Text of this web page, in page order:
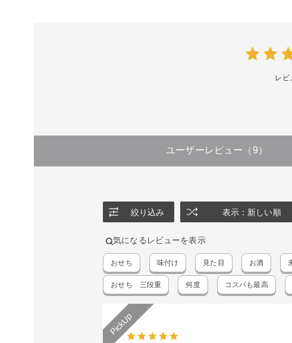
レビ
ユーザーレビュー （9）
絞り込み 表示：新しい順
気になるレビューを表示
おせち 味付け 見た目 お酒
おせち 三段重 何度 コスパも最高